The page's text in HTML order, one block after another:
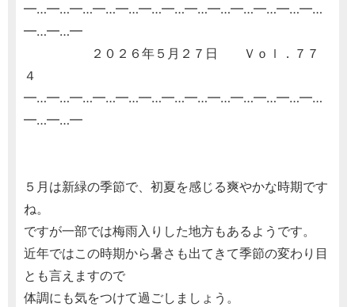
━…━…━…━…━…━…━…━…━…━…━…━…━…
━…━…━
２０２６年５月２７日 Ｖｏｌ．７７
４
━…━…━…━…━…━…━…━…━…━…━…━…━…
━…━…━
５月は新緑の季節で、初夏を感じる爽やかな時期です
ね。
ですが一部では梅雨入りした地方もあるようです。
近年ではこの時期から暑さも出てきて季節の変わり目
とも言えますので
体調にも気をつけて過ごしましょう。